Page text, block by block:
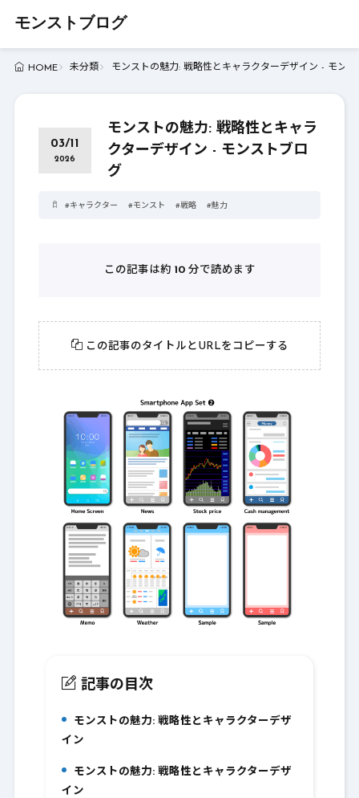
モンストブログ
HOME 未分類 モンストの魅力: 戦略性とキャラクターデザイン - モンス
03/11
2026
モンストの魅力: 戦略性とキャラ
クターデザイン - モンストブロ
グ
#キャラクター #モンスト #戦略 #魅力
この記事は約 10分で読めます
この記事のタイトルとURLをコピーする
記事の目次
モンストの魅力: 戦略性とキャラクターデザ
イン
モンストの魅力: 戦略性とキャラクターデザ
イン